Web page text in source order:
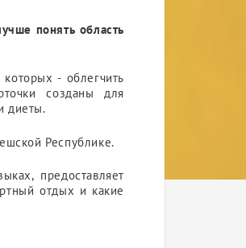
понять область
- облегчить
созданы для
диеты.
Республике.
предоставляет
отдых и какие